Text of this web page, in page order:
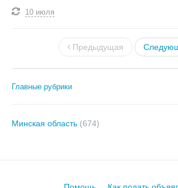
10 июля
Предыдущая
Главные рубрики
Минская область (674)